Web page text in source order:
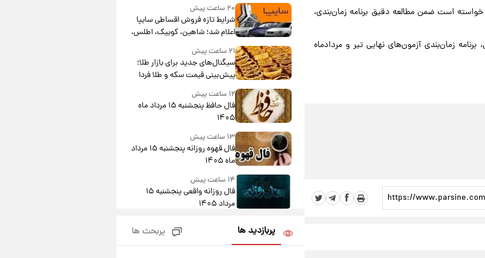
است ضمن مطالعه دقیق برنامه زمان‌بندی،
زمان‌بندی آزمون‌های نهایی تیر و مردادماه
۲۰ ساعت پیش
شرایط تازه فروش اقساطی سایپا
اعلام شد؛ شاهین، کوییک، اطلس،
سهند و ساینا با اقساط بلندمدت +
جدول
۲۱ ساعت پیش
سیگنال‌های جدید برای بازار طلا؛
پیش‌بینی قیمت سکه و طلا فردا
۱۲ ساعت پیش
فال حافظ پنجشنبه ۱۵ مرداد ماه
۱۴۰۵
۱۳ ساعت پیش
فال قهوه روزانه پنجشنبه ۱۵ مرداد
ماه ۱۴۰۵
۱۴ ساعت پیش
فال روزانه واقعی پنجشنبه ۱۵
مرداد ۱۴۰۵
ارزش سهام عدالت برای امروز
چهارشنبه ۱۴ مرداد + جدول
پربازدید ها پربحث ها